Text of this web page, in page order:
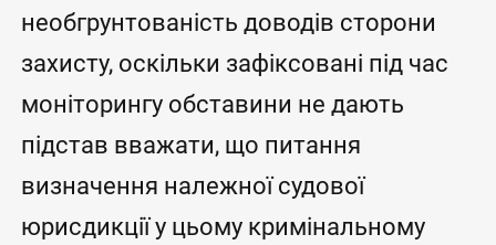
необгрунтованість доводів сторони
захисту, оскільки зафіксовані під час
моніторингу обставини не дають
підстав вважати, що питання
визначення належної судової
юрисдикції у цьому кримінальному